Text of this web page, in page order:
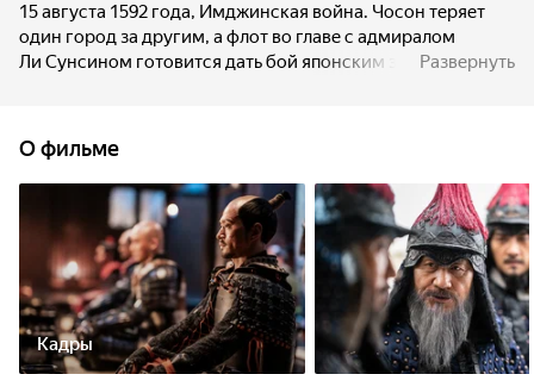
15 августа 1592 года, Имджинская война. Чосон теряет
один город за другим, а флот во главе с адмиралом
Ли Сунсином готовится дать бой японским захватчикам
на секретное оружие — бронированные корабли-
черепахи с головой дракона, впоследствии прозванные
японцами боккайсэн (морские чудовища).
Развернуть
О фильме
Кадры